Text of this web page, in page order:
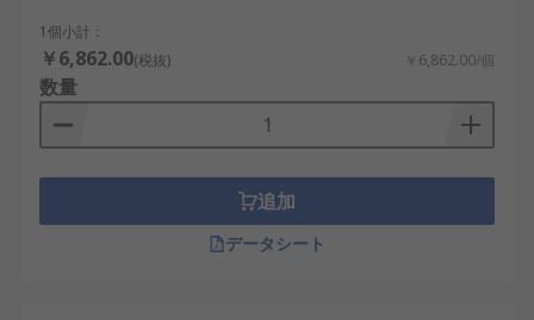
1個小計：
￥6,862.00(税抜) ￥6,862.00/個
数量
追加
データシート